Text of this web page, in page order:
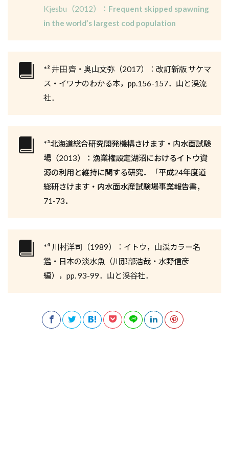
Kjesbu（2012）： Frequent skipped spawning
in the world’s largest cod population
*² 井田 齊・奥山文弥（2017）：改訂新版 サケマ
ス・イワナのわかる本，pp.156-157．山と渓流
社．
*³北海道総合研究開発機構さけます・内水面試験
場（2013）：漁業権設定湖沼におけるイトウ資
源の利用と維持に関する研究．「平成24年度道
総研さけます・内水面水産試験場事業報告書，
71-73．
*⁴川村洋司（1989）：イトウ，山渓カラー名
鑑・日本の淡水魚（川那部浩哉・水野信彦
編），pp. 93-99．山と渓谷社．